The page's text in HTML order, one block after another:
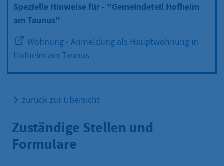
Spezielle Hinweise für - "Gemeindeteil Hofheim
am Taunus"
Wohnung - Anmeldung als Hauptwohnung in
Hofheim am Taunus
zurück zur Übersicht
Zuständige Stellen und
Formulare